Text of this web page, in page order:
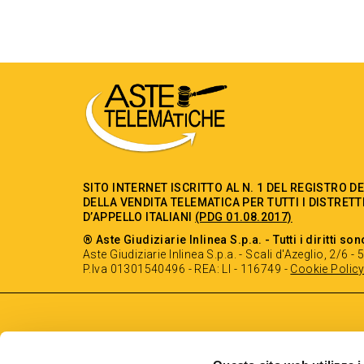
SITO INTERNET ISCRITTO AL N. 1 DEL REGISTRO
DELLA VENDITA TELEMATICA PER TUTTI I
D’APPELLO ITALIANI (PDG 01.08.2017)
® Aste Giudiziarie Inlinea S.p.a. - Tutti i diritti
Aste Giudiziarie Inlinea S.p.a. - Scali d'Azeglio, 2/6 -
P.Iva 01301540496 - REA: LI - 116749 - Cookie Policy